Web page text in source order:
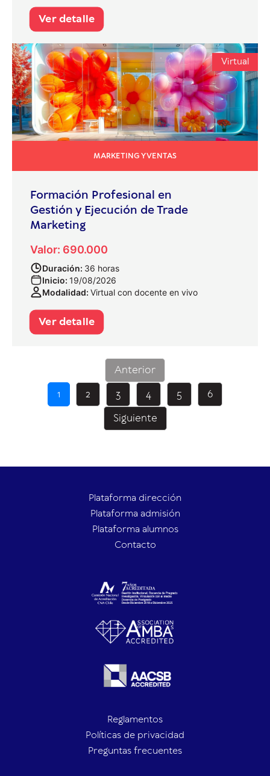
Ver detalle
Virtual
MARKETING Y VENTAS
Formación Profesional en
Gestión y Ejecución de Trade
Marketing
Valor: 690.000
Duración: 36 horas
Inicio: 19/08/2026
Modalidad: Virtual con docente en vivo
Ver detalle
Anterior
1
2 3 4 5
6
Siguiente
Plataforma dirección
Plataforma admisión
Plataforma alumnos
Contacto
Reglamentos
Políticas de privacidad
Preguntas frecuentes